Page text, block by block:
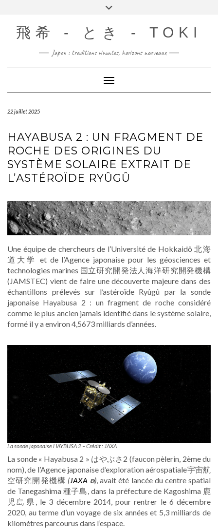
content飛希 - とき - TOKI
Japon : traditions vivantes, horizons nouveaux
Toggle Navigation
22 juillet 2025
HAYABUSA 2 : UN FRAGMENT DE
ROCHE DES ORIGINES DU
SYSTÈME SOLAIRE EXTRAIT DE
L’ASTÉROÏDE RYÛGÛ
Une équipe de chercheurs de l’Université de Hokkaidô 北海
道大学 et de l’Agence japonaise pour les géosciences et
technologies marines 国立研究開発法人海洋研究開発機構
(JAMSTEC) vient de faire une découverte majeure dans des
échantillons prélevés sur l’astéroïde Ryûgû par la sonde
japonaise Hayabusa 2 : un fragment de roche considéré
comme le plus ancien jamais identifié dans le système solaire,
formé il y a environ 4,5673 milliards d’années.
La sonde japonaise HAYBUSA 2 – Crédit : JAXA
La sonde « Hayabusa 2 » はやぶさ2 (faucon pèlerin, 2ème du
nom), de l’Agence japonaise d’exploration aérospatiale宇宙航
空研究開発機構 (JAXA ), avait été lancée du centre spatial
de Tanegashima 種子島, dans la préfecture de Kagoshima 鹿
児島県, le 3 décembre 2014, pour rentrer le 6 décembre
2020, au terme d’un voyage de six années et 5,3 milliards de
kilomètres parcourus dans l’espace.